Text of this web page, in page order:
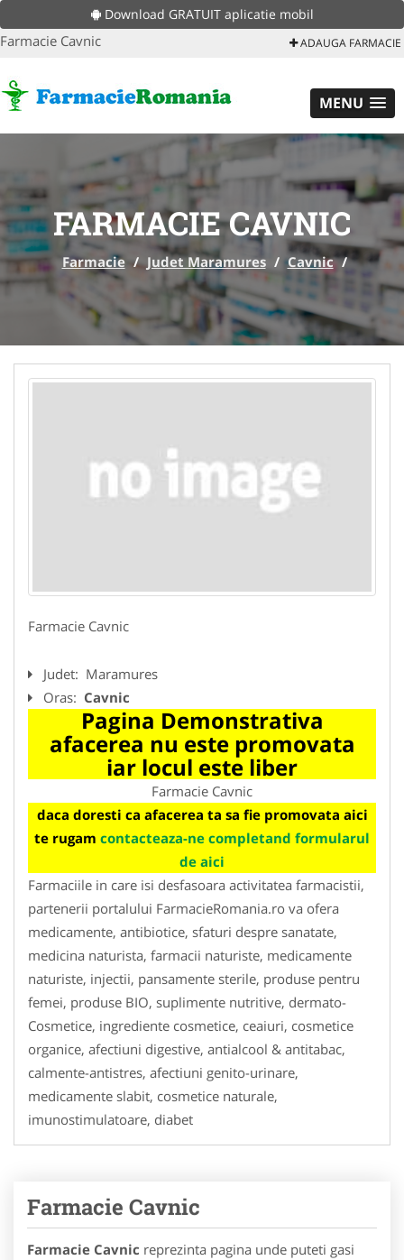
Download GRATUIT aplicatie mobil
Farmacie Cavnic ADAUGA FARMACIE
MENU
FARMACIE CAVNIC
Farmacie / Judet Maramures / Cavnic /
Farmacie Cavnic
Judet: Maramures
Oras: Cavnic
Pagina Demonstrativa
afacerea nu este promovata
iar locul este liber
Farmacie Cavnic
daca doresti ca afacerea ta sa fie promovata aici
te rugam contacteaza-ne completand formularul
de aici
Farmaciile in care isi desfasoara activitatea farmacistii,
partenerii portalului FarmacieRomania.ro va ofera
medicamente, antibiotice, sfaturi despre sanatate,
medicina naturista, farmacii naturiste, medicamente
naturiste, injectii, pansamente sterile, produse pentru
femei, produse BIO, suplimente nutritive, dermato-
Cosmetice, ingrediente cosmetice, ceaiuri, cosmetice
organice, afectiuni digestive, antialcool & antitabac,
calmente-antistres, afectiuni genito-urinare,
medicamente slabit, cosmetice naturale,
imunostimulatoare, diabet
Farmacie Cavnic
Farmacie Cavnic reprezinta pagina unde puteti gasi